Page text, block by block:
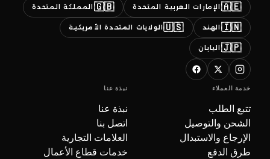
🇦🇪 الإمارات العربية المتحدة 🇬🇧 المملكة المتحدة
🇮🇳 الهند 🇺🇸الولايات المتحدة الأمريكية
🇯🇵 اليابان
خدمة العملاء
تتبع الطلب
الشحن والتوصيل
الإرجاع والاستبدال
طرق الدفع
نبذة عنا
نبذة عنا
اتصل بنا
العلامات التجارية
خدمات قطاع الأعمال